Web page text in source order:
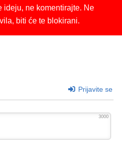
ideju, ne komentirajte. Ne
biti će te blokirani.
Prijavite se
3000